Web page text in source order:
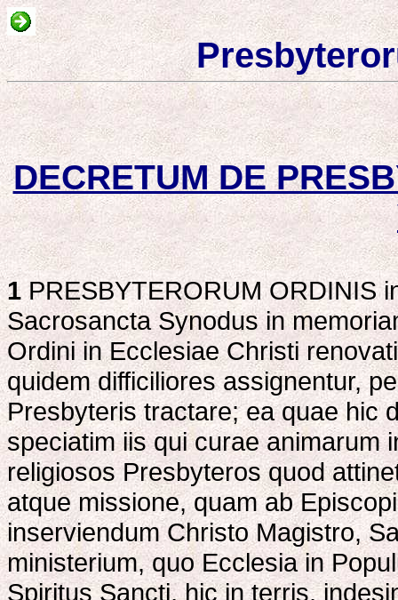
DECRETUM DE
1 PRESBYTERORUM ORDINIS
Sacrosancta Synodus in
Ordini in Ecclesiae Christi
quidem difficiliores assignentur,
Presbyteris tractare; ea quae hic
speciatim iis qui curae animarum
religiosos Presbyteros quod
atque missione, quam ab
inserviendum Christo Magistro,
ministerium, quo Ecclesia in
Spiritus Sancti, hic in terris,